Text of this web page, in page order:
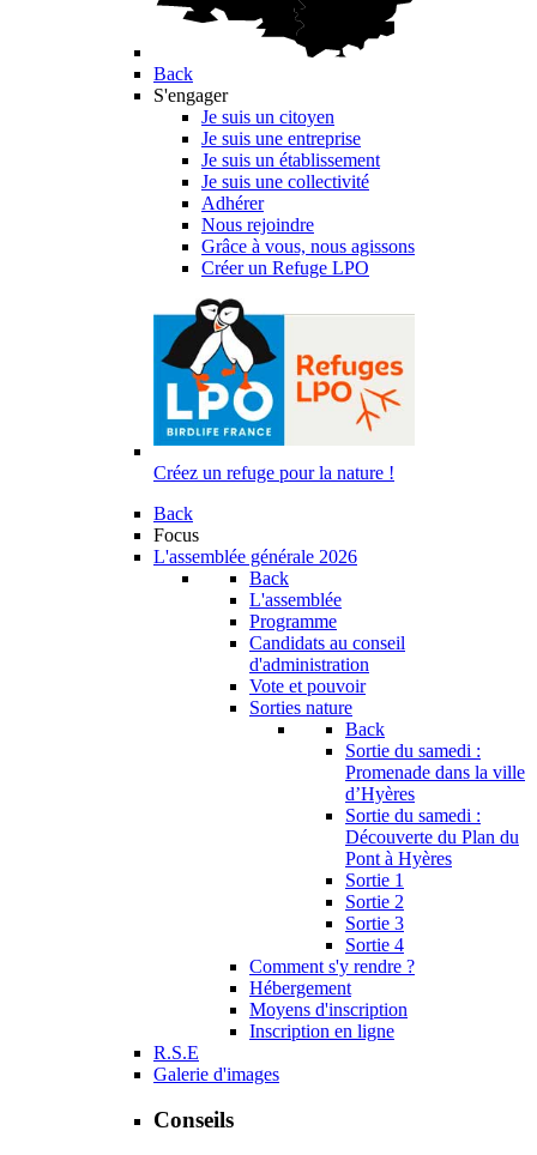
Back
S'engager
Je suis un citoyen
Je suis une entreprise
Je suis un établissement
Je suis une collectivité
Adhérer
Nous rejoindre
Grâce à vous, nous agissons
Créer un Refuge LPO
Créez un refuge pour la nature !
Back
Focus
L'assemblée générale 2026
Back
L'assemblée
Programme
Candidats au conseil
d'administration
Vote et pouvoir
Sorties nature
Back
Sortie du samedi :
Promenade dans la ville
d’Hyères
Sortie du samedi :
Découverte du Plan du
Pont à Hyères
Sortie 1
Sortie 2
Sortie 3
Sortie 4
Comment s'y rendre ?
Hébergement
Moyens d'inscription
Inscription en ligne
R.S.E
Galerie d'images
Conseils